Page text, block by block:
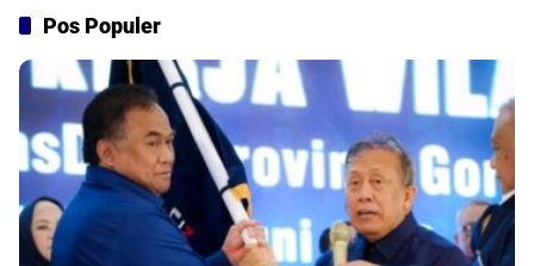
Pos Populer